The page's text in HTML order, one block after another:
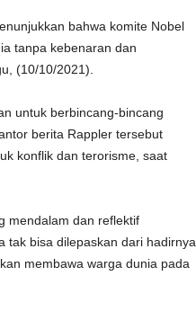
bahwa komite Nobel
tanpa kebenaran dan
(10/10/2021).
untuk berbincang-bincang
berita Rappler tersebut
konflik dan terorisme, saat
mendalam dan reflektif
tak bisa dilepaskan dari hadirnya
membawa warga dunia pada